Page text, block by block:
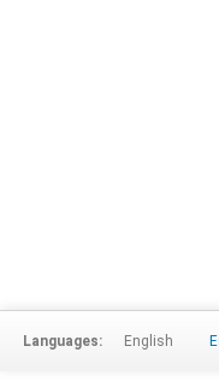
Languages: English